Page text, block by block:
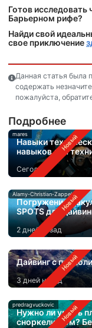
Готов исследовать
Барьерном рифе?
Найди свой
свое приключение
Данная статья была
содержать
пожалуйста,
Подробнее
mares
Навыки
навыков для
Сегодня
Alamy-Christian-Zappel
Погружения с
SPOTS для
2 дней назад
Дайвинг с
3 дней назад
predragvuckovic
Нужно ли уметь
сноркелингом?